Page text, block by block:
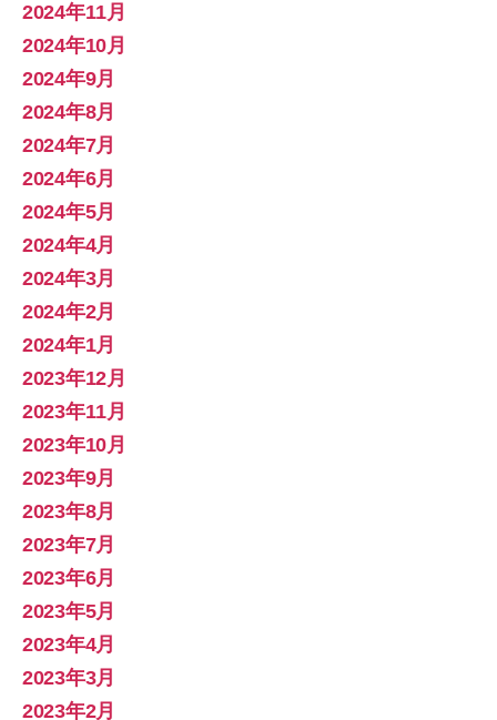
2024年11月
2024年10月
2024年9月
2024年8月
2024年7月
2024年6月
2024年5月
2024年4月
2024年3月
2024年2月
2024年1月
2023年12月
2023年11月
2023年10月
2023年9月
2023年8月
2023年7月
2023年6月
2023年5月
2023年4月
2023年3月
2023年2月